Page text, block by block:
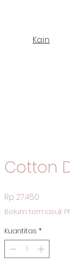
Kain
Cotton
Rp 27.450
Belum termasuk
Kuantitas *